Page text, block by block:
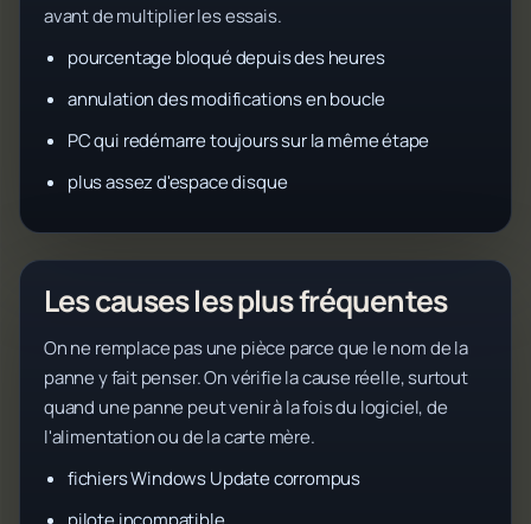
avant de multiplier les essais.
pourcentage bloqué depuis des heures
annulation des modifications en boucle
PC qui redémarre toujours sur la même étape
plus assez d'espace disque
Les causes les plus fréquentes
On ne remplace pas une pièce parce que le nom de la
panne y fait penser. On vérifie la cause réelle, surtout
quand une panne peut venir à la fois du logiciel, de
l'alimentation ou de la carte mère.
fichiers Windows Update corrompus